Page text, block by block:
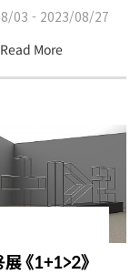
03 - 2023/08/27
Read More
《1+1>2》